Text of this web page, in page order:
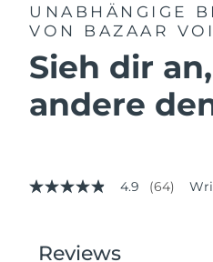
UNABHÄNGIGE
VON BAZAAR
Sieh dir
andere
4.9
stars,
4.9 (64)